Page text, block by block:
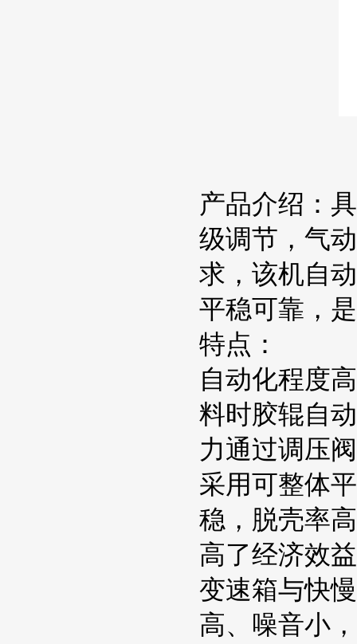
产品介绍：
级调节，气
求，该机自
平稳可靠，
特点：
自动化程度
料时胶辊自
力通过调压
采用可整体
稳，脱壳率
高了经济效
变速箱与快
高、噪音小